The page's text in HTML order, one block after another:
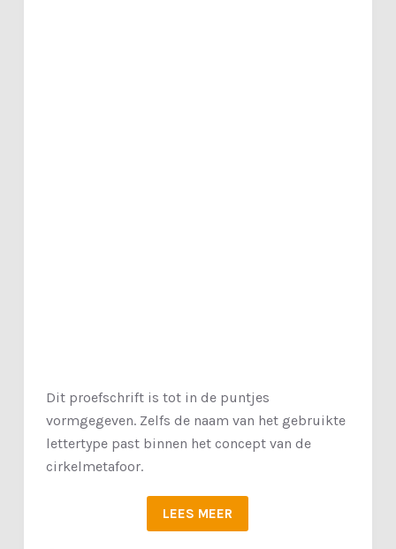
Dit proefschrift is tot in de puntjes
vormgegeven. Zelfs de naam van het gebruikte
lettertype past binnen het concept van de
cirkelmetafoor.
LEES MEER